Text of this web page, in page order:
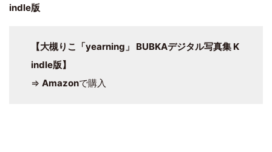
【大槻りこ「yearning」 BUBKAデジタル写真集 K
indle版】
⇒ Amazonで購入